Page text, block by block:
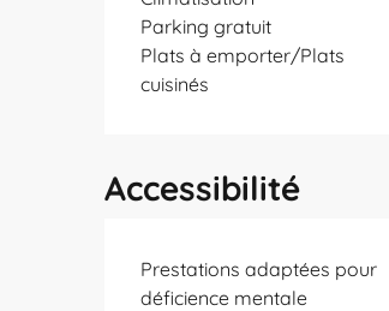
Parking gratuit
Plats à emporter/Plats
cuisinés
Accessibilité
Prestations adaptées pour
déficience mentale